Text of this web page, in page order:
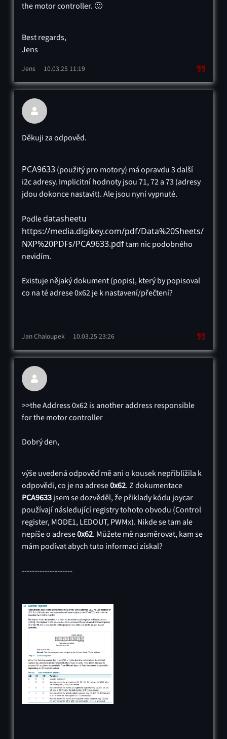
the motor controller. 🙂
Best regards,
Jens
Jens 10.03.25 11:19

Děkuji za odpověd.
PCA9633(použitý pro motory) má opravdu 3 další
i2c adresy. Implicitní hodnoty jsou 71, 72 a 73 (adresy
jdou dokonce nastavit). Ale jsou nyní vypnuté.
Podledatasheetu
https://media.digikey.com/pdf/Data%20Sheets/
NXP%20PDFs/PCA9633.pdftam nic podobného
nevidím.
Existuje nějaký dokument (popis), který by popisoval
co na té adrese 0x62 je k nastavení/přečtení?
Jan Chaloupek 10.03.25 23:26

>>the Address 0x62 is another address responsible
for the motor controller
Dobrý den,
výše uvedená odpověď mě ani o kousek nepřiblížila k
odpovědi, co je na adrese0x62. Z dokumentace
PCA9633jsem se dozvěděl, že přiklady kódu joycar
používají následující registry tohoto obvodu (Control
register, MODE1, LEDOUT, PWMx). Nikde se tam ale
nepíše o adrese0x62. Můžete mě nasměrovat, kam se
mám podívat abych tuto informaci získal?
--------------------